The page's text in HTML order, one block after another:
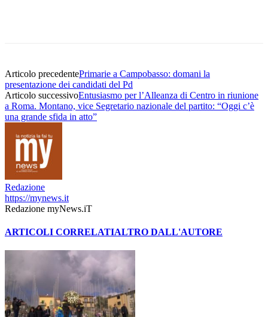
Articolo precedentePrimarie a Campobasso: domani la
presentazione dei candidati del Pd
Articolo successivoEntusiasmo per l’Alleanza di Centro in riunione
a Roma. Montano, vice Segretario nazionale del partito: “Oggi c’è
una grande sfida in atto”
Redazione
https://mynews.it
Redazione myNews.iT
ARTICOLI CORRELATIALTRO DALL'AUTORE